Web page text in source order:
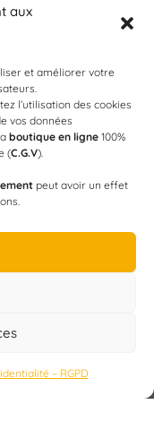
aux
et améliorer votre
l’utilisation des cookies
vos données
boutique en ligne 100%
(C.G.V).
peut avoir un effet
– RGPD
email
DESIGN
2019